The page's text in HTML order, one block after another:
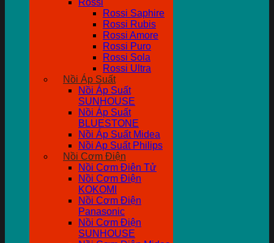
Rossi
Rossi Saphire
Rossi Rubis
Rossi Amore
Rossi Puro
Rossi Sola
Rossi Ultra
Nồi Áp Suất
Nồi Áp Suất
SUNHOUSE
Nồi Áp Suất
BLUESTONE
Nồi Áp Suất Midea
Nồi Ap Suất Philips
Nồi Cơm Điện
Nồi Cơm Điên Tử
Nồi Cơm Điện
KOKOMI
Nồi Cơm Điện
Panasonic
Nồi Cơm Điện
SUNHOUSE